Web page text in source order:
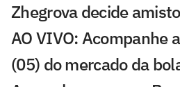
Zhegrova decide
AO VIVO: Acompanhe
(05) do mercado da